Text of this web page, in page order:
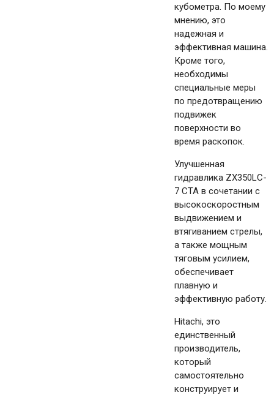
кубометра. По моему
мнению, это
надежная и
эффективная машина.
Кроме того,
необходимы
специальные меры
по предотвращению
подвижек
поверхности во
время раскопок.
Улучшенная
гидравлика ZX350LC-
7 CTA в сочетании с
высокоскоростным
выдвижением и
втягиванием стрелы,
а также мощным
тяговым усилием,
обеспечивает
плавную и
эффективную работу.
Hitachi, это
единственный
производитель,
который
самостоятельно
конструирует и